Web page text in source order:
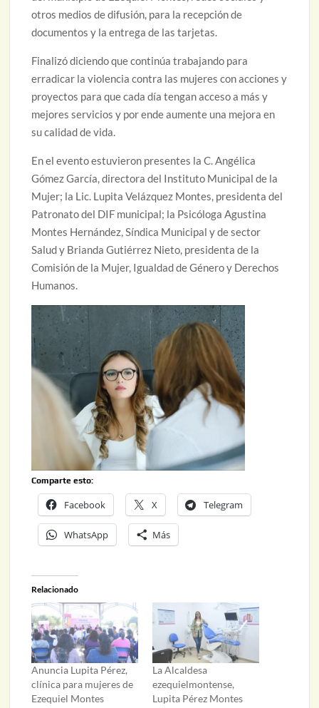
otros medios de difusión, para la recepción de
documentos y la entrega de las tarjetas.
Finalizó diciendo que continúa trabajando para
erradicar la violencia contra las mujeres con acciones y
proyectos para que cada día tengan acceso a más y
mejores servicios y por ende aumente una mejora en
su calidad de vida.
En el evento estuvieron presentes la C. Angélica
Gómez García, directora del Instituto Municipal de la
Mujer; la Lic. Lupita Velázquez Montes, presidenta del
Patronato del DIF municipal; la Psicóloga Agustina
Montes Hernández, Síndica Municipal y de sector
Salud y Brianda Gutiérrez Nieto, presidenta de la
Comisión de la Mujer, Igualdad de Género y Derechos
Humanos.
Comparte esto:
Facebook X Telegram
WhatsApp Más
Relacionado
Anuncia Lupita Pérez,
clínica para mujeres de
Ezequiel Montes
La Alcaldesa
ezequielmontense,
Lupita Pérez Montes